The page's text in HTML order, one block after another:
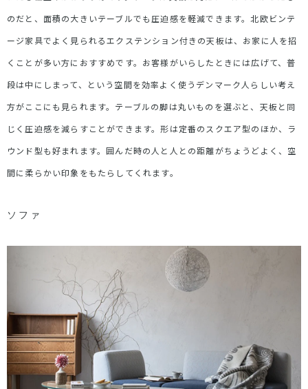
のだと、面積の大きいテーブルでも圧迫感を軽減できます。北欧ビンテ
ージ家具でよく見られるエクステンション付きの天板は、お家に人を招
くことが多い方におすすめです。お客様がいらしたときには広げて、普
段は中にしまって、という空間を効率よく使うデンマーク人らしい考え
方がここにも見られます。テーブルの脚は丸いものを選ぶと、天板と同
じく圧迫感を減らすことができます。形は定番のスクエア型のほか、ラ
ウンド型も好まれます。囲んだ時の人と人との距離がちょうどよく、空
間に柔らかい印象をもたらしてくれます。
ソファ